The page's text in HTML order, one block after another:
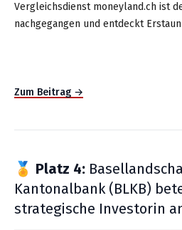
Vergleichsdienst moneyland.ch ist
nachgegangen und entdeckt
Zum Beitrag →
🏅 Platz 4:
Kantonalbank (BLKB)
strategische Investorin